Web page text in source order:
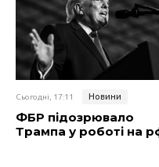
Сьогодні, 17:11 Новини
ФБР підозрювало
Трампа у роботі на